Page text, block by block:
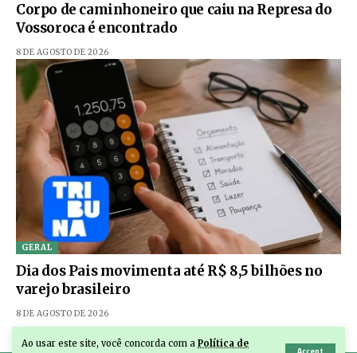
Ao usar este site, você concorda com a Política de
Corpo de caminhoneiro que caiu na Represa do
Vossoroca é encontrado
8 DE AGOSTO DE 2026
GERAL
Dia dos Pais movimenta até R$ 8,5 bilhões no
varejo brasileiro
8 DE AGOSTO DE 2026